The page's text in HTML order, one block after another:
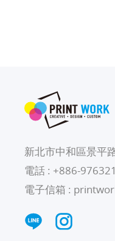
新北市中和區景平
電話 : +886-
電子信箱 :